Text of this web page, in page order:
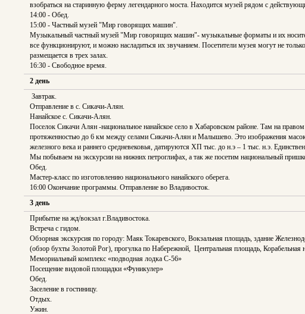
взобраться на старинную ферму легендарного моста. Находится музей рядом с
14:00 - Обед.
15:00 - Частный музей "Мир говорящих машин".
Музыкальный частный музей "Мир говорящих машин"- музыкальные форматы и их
все функционируют, и можно насладиться их звучанием. Посетители музея могут не
размещается в трех залах.
16:30 - Свободное время.
2 день
Завтрак.
Отправление в с. Сикачи-Алян.
Нанайское с. Сикачи-Алян.
Поселок Сикачи Алян -национальное нанайское село в Хабаровском районе. Там на
протяженностью до 6 км между селами Сикачи-Алян и Малышево. Это изображения масок
железного века и раннего средневековья, датируются ХП тыс. до н.э – 1 тыс. н.э.
Мы побываем на экскурсии на нижних петроглифах, а так же посетим национальный
Обед.
Мастер-класс по изготовлению национального нанайского оберега.
16:00 Окончание программы. Отправление во Владивосток.
3 день
Прибытие на жд/вокзал г.Владивостока.
Встреча с гидом.
Обзорная экскурсия по городу: Маяк Токаревского, Вокзальная площадь, здание
(обзор бухты Золотой Рог), прогулка по Набережной, Центральная площадь,
Мемориальный комплекс «подводная лодка С-56»
Посещение видовой площадки «Фуникулер»
Обед.
Заселение в гостиницу.
Отдых.
Ужин.